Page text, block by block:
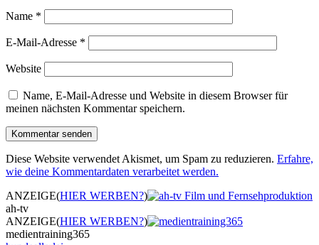
Name *
E-Mail-Adresse *
Website
Name, E-Mail-Adresse und Website in diesem Browser für
meinen nächsten Kommentar speichern.
Diese Website verwendet Akismet, um Spam zu reduzieren. Erfahre,
wie deine Kommentardaten verarbeitet werden.
ANZEIGE(HIER WERBEN?)
ah-tv
ANZEIGE(HIER WERBEN?)
medientraining365